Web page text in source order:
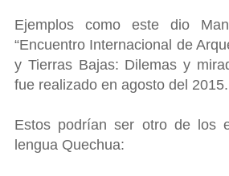
Ejemplos como este dio
“Encuentro Internacional de
y Tierras Bajas: Dilemas y
fue realizado en agosto del 2015.
Estos podrían ser otro de los
lengua Quechua: